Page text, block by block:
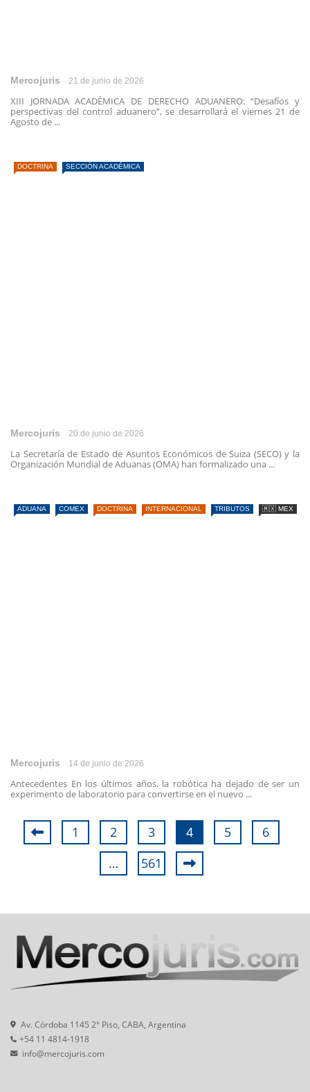
Mercojuris 21 de junio de 2026
XIII JORNADA ACADÉMICA DE DERECHO ADUANERO: “Desafíos y
perspectivas del control aduanero”, se desarrollará el viernes 21 de
Agosto de ...
DOCTRINA SECCIÓN ACADÉMICA
Mercojuris 20 de junio de 2026
La Secretaría de Estado de Asuntos Económicos de Suiza (SECO) y la
Organización Mundial de Aduanas (OMA) han formalizado una ...
ADUANA COMEX DOCTRINA INTERNACIONAL TRIBUTOS 🇲🇽 MEX
Mercojuris 14 de junio de 2026
Antecedentes En los últimos años, la robótica ha dejado de ser un
experimento de laboratorio para convertirse en el nuevo ...
1 2 3 4 5
6
…
561
Av. Córdoba 1145 2° Piso, CABA, Argentina
+54 11 4814-1918
info@mercojuris.com